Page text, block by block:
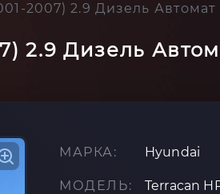
2007) 2.9 Дизель Автомат
2.9 Дизель
МАРКА: Hyundai
МОДЕЛЬ: Terracan